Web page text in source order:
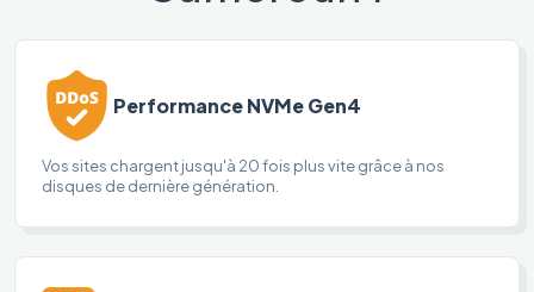
Performance NVMe Gen4
Vos sites chargent jusqu'à 20 fois plus vite grâce à nos
disques de dernière génération.